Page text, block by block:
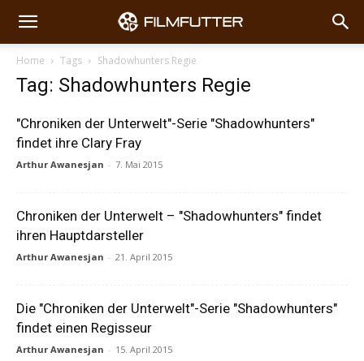
Home Tags Shadowhunters Regie
Tag: Shadowhunters Regie
"Chroniken der Unterwelt"-Serie "Shadowhunters"
findet ihre Clary Fray
Arthur Awanesjan - 7. Mai 2015
Chroniken der Unterwelt – "Shadowhunters" findet
ihren Hauptdarsteller
Arthur Awanesjan - 21. April 2015
Die "Chroniken der Unterwelt"-Serie "Shadowhunters"
findet einen Regisseur
Arthur Awanesjan - 15. April 2015